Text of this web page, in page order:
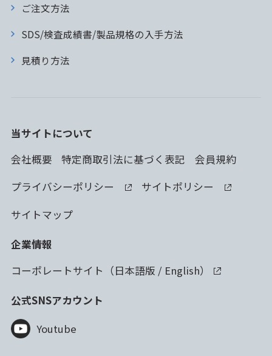
ご注文方法
SDS/検査成績書/製品規格の入手方法
見積り方法
当サイトについて
会社概要
特定商取引法に基づく表記
会員規約
プライバシーポリシー
サイトポリシー
サイトマップ
企業情報
コーポレートサイト（日本語版 / English）
公式SNSアカウント
Youtube